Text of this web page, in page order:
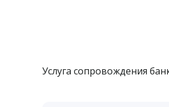
Услуга сопровождения